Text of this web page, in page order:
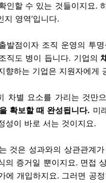
인할 수 있는 것들이지요.
지 영역’입니다.
발점이자 조직 운영의 투
직도 병이 듭니다. 기업의
향하는 기업은 지원자에게
차별 요소를 가리는 것만
확보할 때 완성됩니다. 미
성이 바로 서는 것이지요.
것은 성과와의 상관관계
의 증거일 뿐이지요. 면접
에 개입하지요. 그러면 공